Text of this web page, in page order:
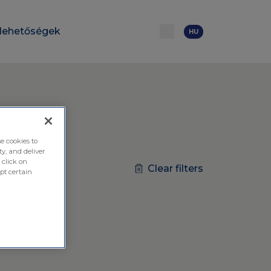
HU
Clear filters
cookies to
and deliver
click on
certain